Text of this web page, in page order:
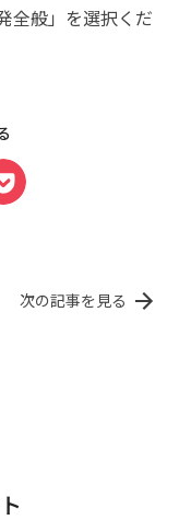
全般」を選択くだ
次の記事を見る